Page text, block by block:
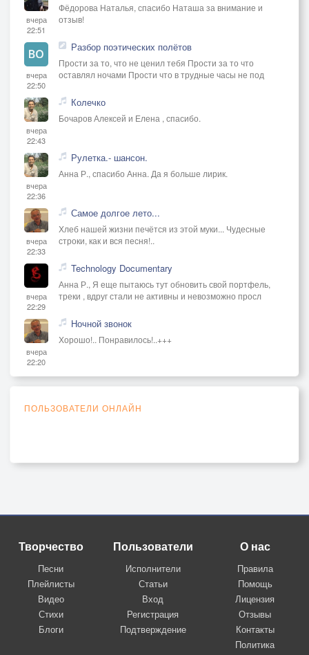
вчера
22:51
Фёдорова Наталья, спасибо Наташа за внимание и
отзыв!
вчера
22:50
Разбор поэтических полётов
Прости за то, что не ценил тебя Прости за то что
оставлял ночами Прости что в трудные часы не под
вчера
22:43
Колечко
Бочаров Алексей и Елена , спасибо.
вчера
22:36
Рулетка.- шансон.
Анна Р., спасибо Анна. Да я больше лирик.
вчера
22:33
Самое долгое лето...
Хлеб нашей жизни печётся из этой муки... Чудесные
строки, как и вся песня!..
вчера
22:29
Technology Documentary
Анна Р., Я еще пытаюсь тут обновить свой портфель,
треки , вдруг стали не активны и невозможно просл
вчера
22:20
Ночной звонок
Хорошо!.. Понравилось!..+++
ПОЛЬЗОВАТЕЛИ ОНЛАЙН
Творчество
Песни
Плейлисты
Видео
Стихи
Блоги
Пользователи
Исполнители
Статьи
Вход
Регистрация
Подтверждение
О нас
Правила
Помощь
Лицензия
Отзывы
Контакты
Политика